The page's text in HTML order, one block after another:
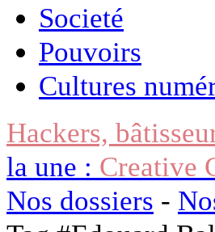
Societé
Pouvoirs
Cultures
Hackers,
la une : Creative
Nos dossiers -